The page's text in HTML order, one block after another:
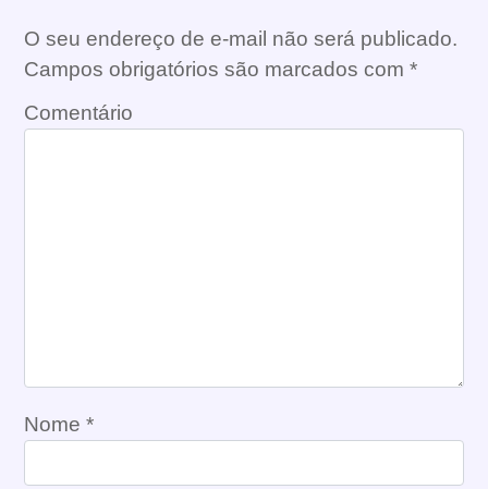
O seu endereço de e-mail não será publicado.
Campos obrigatórios são marcados com *
Comentário
Nome *